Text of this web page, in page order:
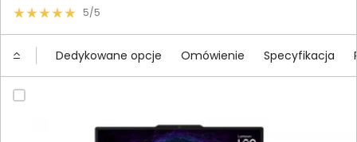
5/5
Dedykowane opcje Omówienie Specyfikacja